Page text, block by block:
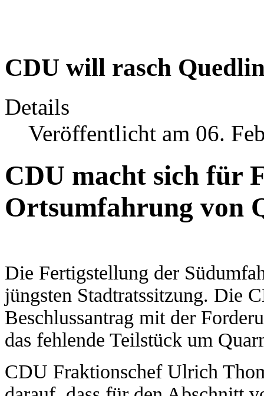
CDU will rasch
Details
Veröffentlicht am 06.
CDU macht sich für
Ortsumfahrung von
Die Fertigstellung der
jüngsten Stadtratssitzung. Die
Beschlussantrag mit der
das fehlende Teilstück um
CDU Fraktionschef Ulrich